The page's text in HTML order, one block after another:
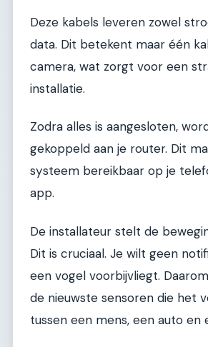
Deze kabels leveren zowel
data. Dit betekent maar één
camera, wat zorgt voor een
installatie.
Zodra alles is aangesloten,
gekoppeld aan je router. Dit
systeem bereikbaar op je
app.
De installateur stelt de
Dit is cruciaal. Je wilt geen
een vogel voorbijvliegt.
de nieuwste sensoren die het
tussen een mens, een auto en